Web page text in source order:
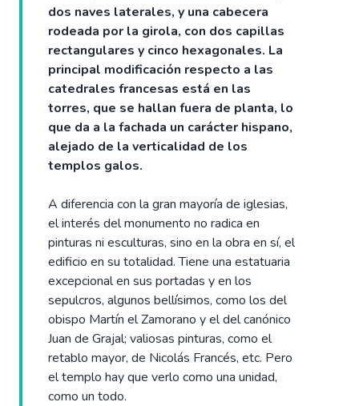
dos naves laterales, y una cabecera
rodeada por la girola, con dos capillas
rectangulares y cinco hexagonales. La
principal modificación respecto a las
catedrales francesas está en las
torres, que se hallan fuera de planta, lo
que da a la fachada un carácter hispano,
alejado de la verticalidad de los
templos galos.
A diferencia con la gran mayoría de iglesias,
el interés del monumento no radica en
pinturas ni esculturas, sino en la obra en sí, el
edificio en su totalidad. Tiene una estatuaria
excepcional en sus portadas y en los
sepulcros, algunos bellísimos, como los del
obispo Martín el Zamorano y el del canónico
Juan de Grajal; valiosas pinturas, como el
retablo mayor, de Nicolás Francés, etc. Pero
el templo hay que verlo como una unidad,
como un todo.